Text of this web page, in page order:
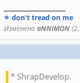
don't tread on me
Изменено aNNiMON
* ShrapDevelop.